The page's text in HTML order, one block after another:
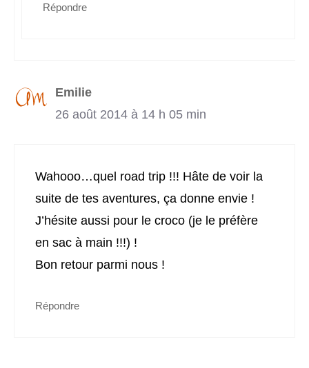
Répondre
Emilie
26 août 2014 à 14 h 05 min
Wahooo…quel road trip !!! Hâte de voir la
suite de tes aventures, ça donne envie !
J’hésite aussi pour le croco (je le préfère
en sac à main !!!) !
Bon retour parmi nous !
Répondre